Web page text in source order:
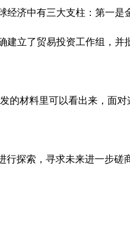
济中有三大支柱：第一是
建立了贸易投资工作组，并
的材料里可以看出来，面对
探索，寻求未来进一步磋